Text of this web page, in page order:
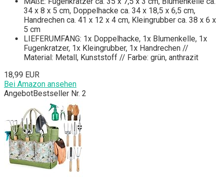
34 x 8 x 5 cm, Doppelhacke ca. 34 x 18,5 x 6,5 cm,
Handrechen ca. 41 x 12 x 4 cm, Kleingrubber ca. 38 x 6 x
5 cm
LIEFERUMFANG: 1x Doppelhacke, 1x Blumenkelle, 1x
Fugenkratzer, 1x Kleingrubber, 1x Handrechen //
Material: Metall, Kunststoff // Farbe: grün, anthrazit
18,99 EUR
Bei Amazon ansehen
AngebotBestseller Nr. 2